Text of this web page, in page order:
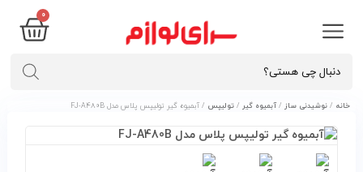
۰
خانه / نوشیدنی ساز / آبمیوه گیر / تولیپس / آبميوه گير توليپس پلاس مدل FJ-A480B